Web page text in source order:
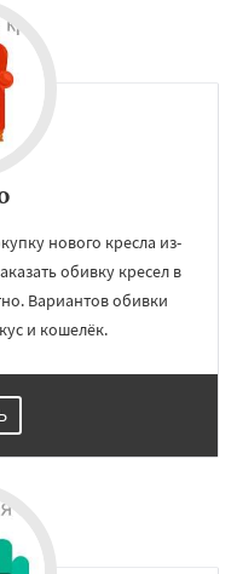
нового кресла из-
обивку кресел в
Вариантов обивки
и кошелёк.